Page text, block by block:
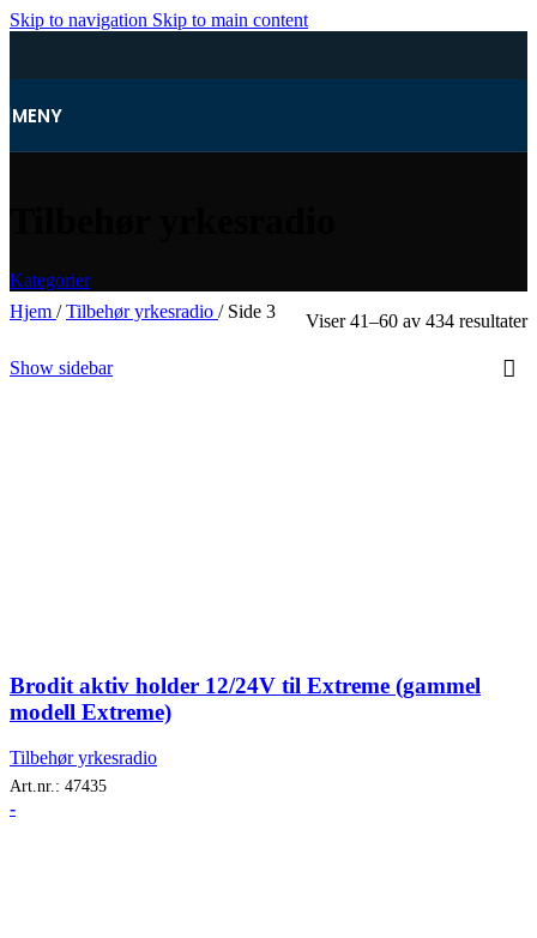
Skip to navigation Skip to main content
MENY
Kategorier
Hjem / Tilbehør yrkesradio / Side 3 Viser 41–60 av 434 resultater
Show sidebar
Brodit aktiv holder 12/24V til Extreme (gammel
modell Extreme)
Tilbehør yrkesradio
Art.nr.: 47435
-